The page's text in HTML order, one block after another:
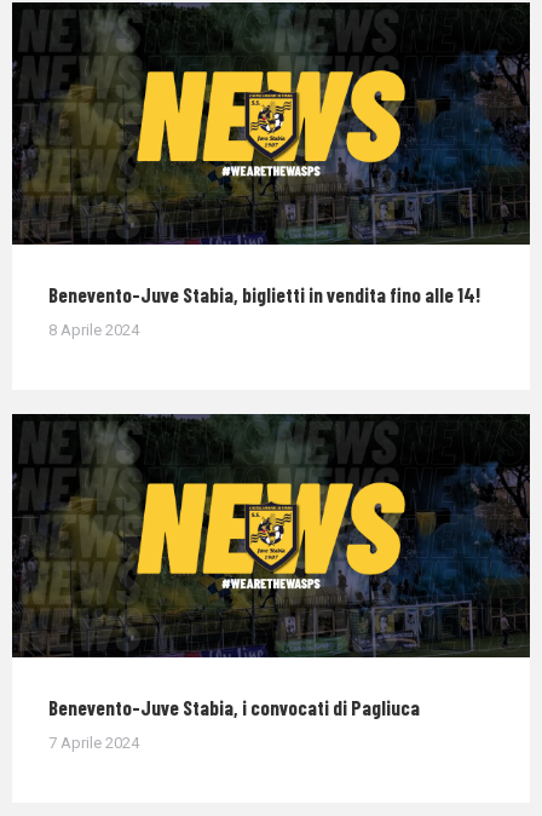
Benevento-Juve Stabia, biglietti in vendita fino alle 14!
8 Aprile 2024
Benevento-Juve Stabia, i convocati di Pagliuca
7 Aprile 2024